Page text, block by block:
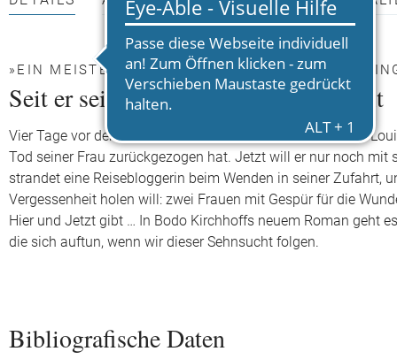
»EIN MEISTERERZÄHLER.« RICHARD
Seit er sein Leben mit einem Tier teilt
Vier Tage vor dem Höhepunkt des Sommers, dort, wo sich
Tod seiner Frau zurückgezogen hat. Jetzt will er nur noch
strandet eine Reisebloggerin beim Wenden in seiner Zufahrt,
Vergessenheit holen will: zwei Frauen mit Gespür für die
Hier und Jetzt gibt … In Bodo Kirchhoffs neuem Roman geht
die sich auftun, wenn wir dieser Sehnsucht folgen.
Bibliografische Daten